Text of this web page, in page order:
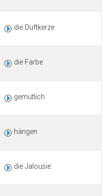
die Duftkerze
die Farbe
gemütlich
hängen
die Jalousie